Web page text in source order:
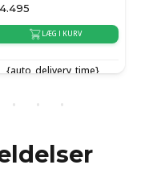
LÆG I KURV
{auto_delivery_time}